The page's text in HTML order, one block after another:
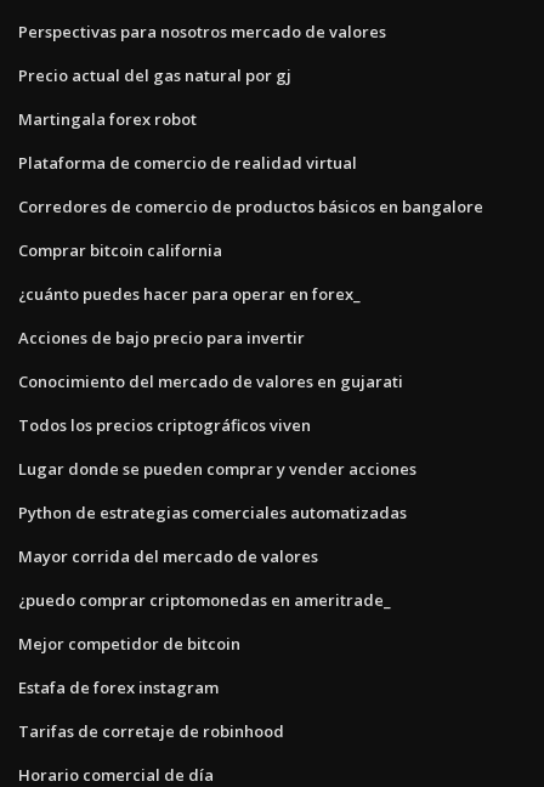
Perspectivas para nosotros mercado de valores
Precio actual del gas natural por gj
Martingala forex robot
Plataforma de comercio de realidad virtual
Corredores de comercio de productos básicos en bangalore
Comprar bitcoin california
¿cuánto puedes hacer para operar en forex_
Acciones de bajo precio para invertir
Conocimiento del mercado de valores en gujarati
Todos los precios criptográficos viven
Lugar donde se pueden comprar y vender acciones
Python de estrategias comerciales automatizadas
Mayor corrida del mercado de valores
¿puedo comprar criptomonedas en ameritrade_
Mejor competidor de bitcoin
Estafa de forex instagram
Tarifas de corretaje de robinhood
Horario comercial de día